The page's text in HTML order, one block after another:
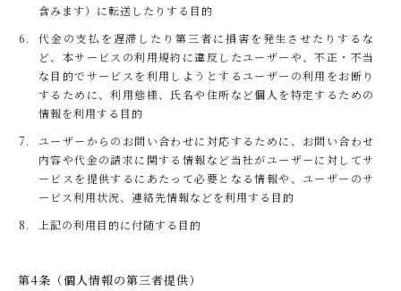
含みます）に転送したりする目的
代金の支払を遅滞したり第三者に損害を発生させたりするな
ど、本サービスの利用規約に違反したユーザーや、不正・不当
な目的でサービスを利用しようとするユーザーの利用をお断り
するために、利用態様、氏名や住所など個人を特定するための
情報を利用する目的
ユーザーからのお問い合わせに対応するために、お問い合わせ
内容や代金の請求に関する情報など当社がユーザーに対してサ
ービスを提供するにあたって必要となる情報や、ユーザーのサ
ービス利用状況、連絡先情報などを利用する目的
上記の利用目的に付随する目的
第4条（個人情報の第三者提供）